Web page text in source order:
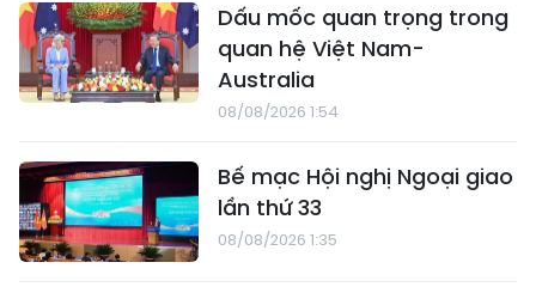
Dấu mốc quan trọng trong
quan hệ Việt Nam-
Australia
08/08/2026 1:54
Bế mạc Hội nghị Ngoại giao
lần thứ 33
08/08/2026 1:35